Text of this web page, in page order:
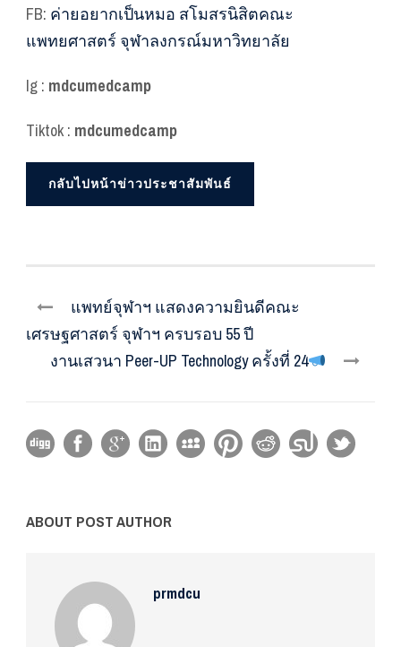
FB: ค่ายอยากเป็นหมอ สโมสรนิสิตคณะ
แพทยศาสตร์ จุฬาลงกรณ์มหาวิทยาลัย
Ig : mdcumedcamp
Tiktok : mdcumedcamp
กลับไปหน้าข่าวประชาสัมพันธ์
แพทย์จุฬาฯ แสดงความยินดีคณะ
เศรษฐศาสตร์ จุฬาฯ ครบรอบ 55 ปี
งานเสวนา Peer-UP Technology ครั้งที่ 24
ABOUT POST AUTHOR
prmdcu